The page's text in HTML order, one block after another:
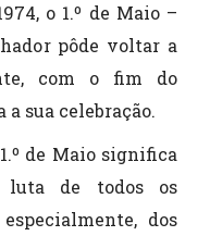
o 1.º de Maio –
pôde voltar a
com o fim do
sua celebração.
de Maio significa
luta de todos os
dos